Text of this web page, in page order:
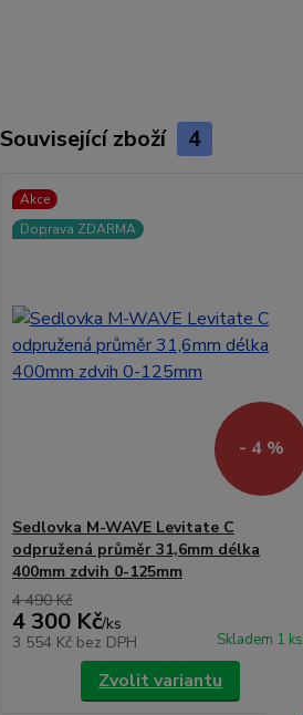
Související zboží 4
Akce
Doprava ZDARMA
- 4 %
Sedlovka M-WAVE Levitate C
odpružená průměr 31,6mm délka
400mm zdvih 0-125mm
4 490 Kč
4 300 Kč/ks
3 554 Kč bez DPH Skladem 1 ks
Zvolit variantu